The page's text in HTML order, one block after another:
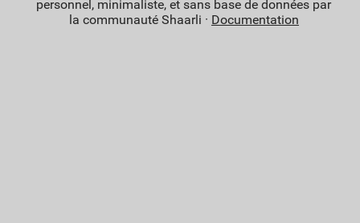
personnel, minimaliste, et sans base de données par
la communauté Shaarli · Documentation